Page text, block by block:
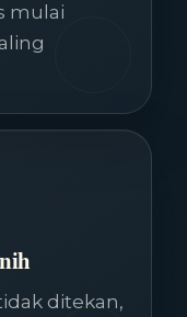
mulai
ditekan,